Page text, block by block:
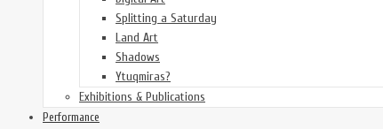
Splitting a Saturday
Land Art
Shadows
Ytuqmiras?
Exhibitions & Publications
Performance